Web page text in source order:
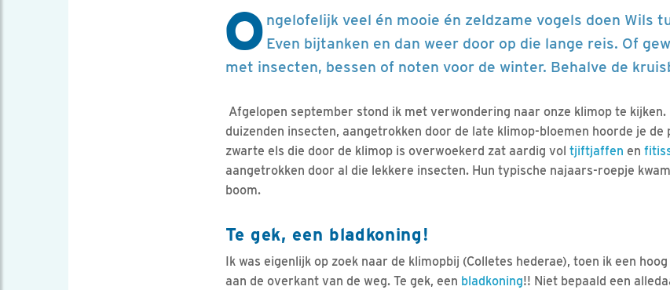
O ngelofelijk veel én mooie én zeldzame vogels doen Wils
Even bijtanken en dan weer door op die lange reis. Of
met insecten, bessen of noten voor de winter. Behalve de
Afgelopen september stond ik met verwondering naar onze klimop te
duizenden insecten, aangetrokken door de late klimop-bloemen hoorde je de
zwarte els die door de klimop is overwoekerd zat aardig vol tjiftjaffen en
aangetrokken door al die lekkere insecten. Hun typische najaars-roepje
boom.
Te gek, een bladkoning!
Ik was eigenlijk op zoek naar de klimopbij (Colletes hederae), toen ik een
aan de overkant van de weg. Te gek, een bladkoning!! Niet bepaald een